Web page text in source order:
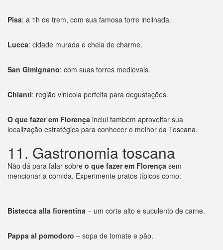
Pisa: a 1h de trem, com sua famosa torre inclinada.
Lucca: cidade murada e cheia de charme.
San Gimignano: com suas torres medievais.
Chianti: região vinícola perfeita para degustações.
O que fazer em Florença inclui também aproveitar sua
localização estratégica para conhecer o melhor da Toscana.
11. Gastronomia toscana
Não dá para falar sobre o que fazer em Florença sem
mencionar a comida. Experimente pratos típicos como:
Bistecca alla fiorentina – um corte alto e suculento de carne.
Pappa al pomodoro – sopa de tomate e pão.